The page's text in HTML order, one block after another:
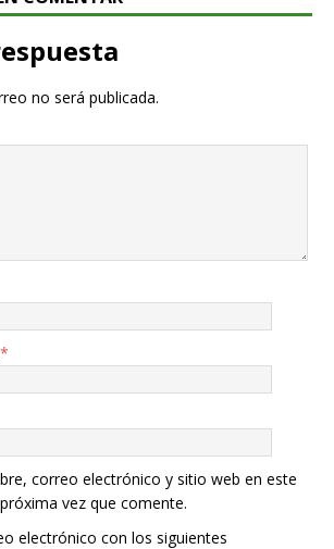
no será publicada.
*
correo electrónico y sitio web en este
vez que comente.
electrónico con los siguientes